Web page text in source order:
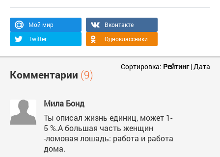
Мой мир
Вконтакте
Twitter
Одноклассники
Комментарии (9)
Сортировка: Рейтинг| Дата
Мила Бонд
Ты описал жизнь единиц, может 1-
5 %.А большая часть женщин
-ломовая лошадь: работа и работа
дома.